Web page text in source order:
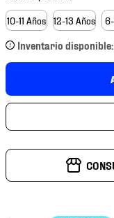
10-11 Años 12-13 Años
Inventario disponible:
5.
jersey
6.
mochila
9.
tenis niño
10. tenis nike